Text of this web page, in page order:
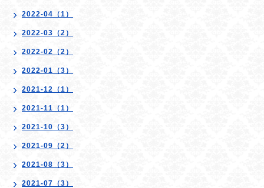
2022-04（1）
2022-03（2）
2022-02（2）
2022-01（3）
2021-12（1）
2021-11（1）
2021-10（3）
2021-09（2）
2021-08（3）
2021-07（3）